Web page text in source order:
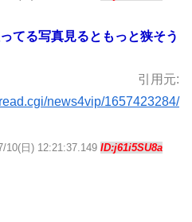
てる写真見るともっと狭そう
引用元:
news4vip/1657423284/
10(日) 12:21:37.149 ID:j61i5SU8a